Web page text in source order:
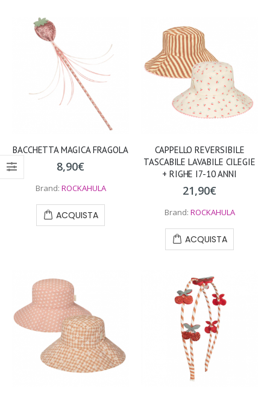
BACCHETTA MAGICA FRAGOLA
8,90€
Brand: ROCKAHULA
ACQUISTA
CAPPELLO REVERSIBILE
TASCABILE LAVABILE CILEGIE
+ RIGHE I7-10 ANNI
21,90€
Brand: ROCKAHULA
ACQUISTA